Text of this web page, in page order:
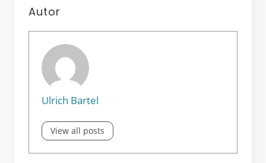
Autor
Ulrich Bartel
View all posts